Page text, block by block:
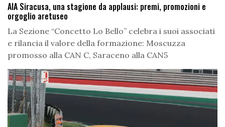
AIA Siracusa, una stagione da applausi: premi, promozioni e
orgoglio aretuseo
La Sezione “Concetto Lo Bello” celebra i suoi associati
e rilancia il valore della formazione: Moscuzza
promosso alla CAN C, Saraceno alla CAN5